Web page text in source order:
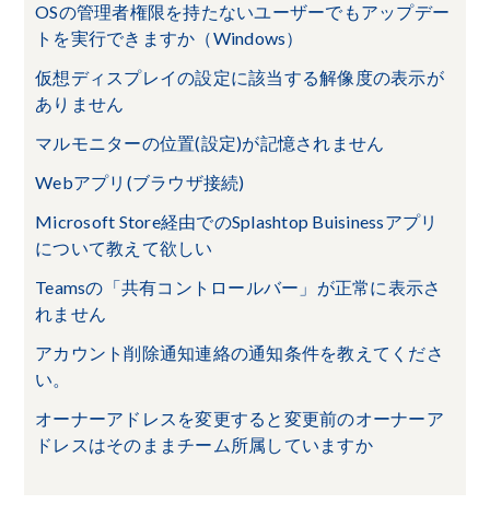
OSの管理者権限を持たないユーザーでもアップデー
トを実行できますか（Windows）
仮想ディスプレイの設定に該当する解像度の表示が
ありません
マルモニターの位置(設定)が記憶されません
Webアプリ(ブラウザ接続)
Microsoft Store経由でのSplashtop Buisinessアプリ
について教えて欲しい
Teamsの「共有コントロールバー」が正常に表示さ
れません
アカウント削除通知連絡の通知条件を教えてくださ
い。
オーナーアドレスを変更すると変更前のオーナーア
ドレスはそのままチーム所属していますか